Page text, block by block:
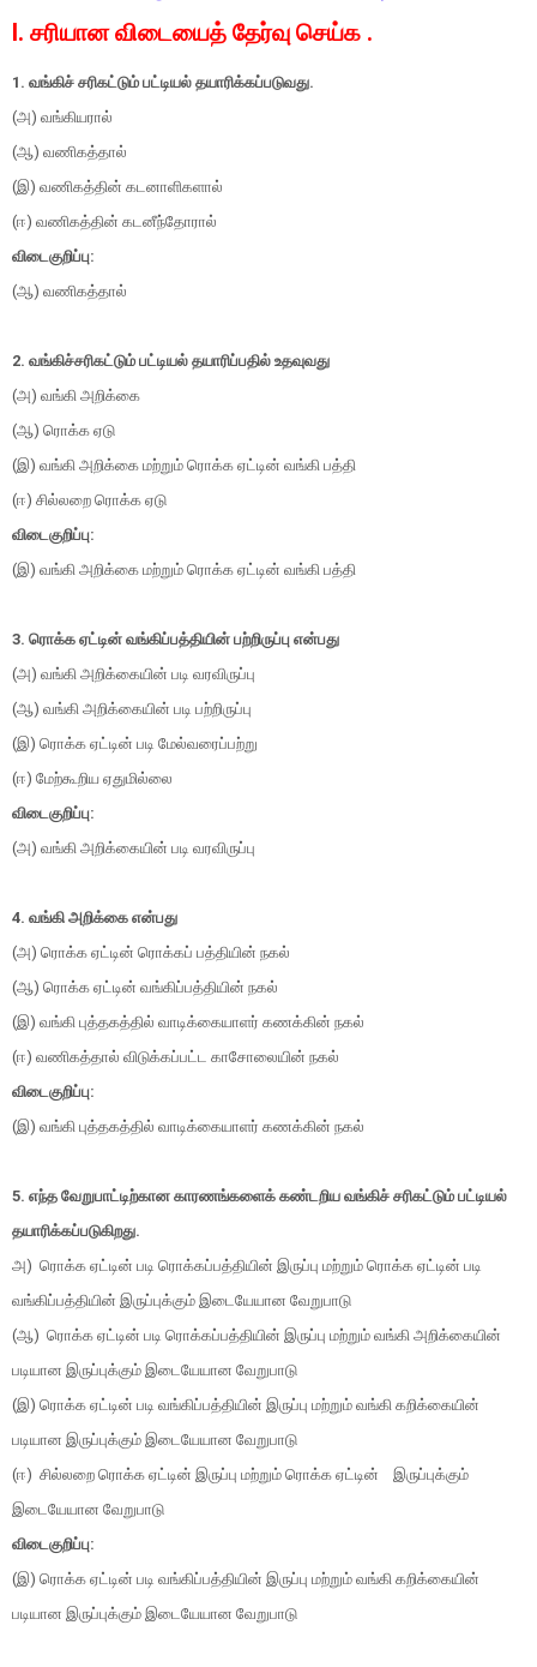
I. சரியான விடையைத் தேர்வு செய்க .
1. வங்கிச் சரிகட்டும் பட்டியல் தயாரிக்கப்படுவது.
(அ) வங்கியரால்
(ஆ) வணிகத்தால்
(இ) வணிகத்தின் கடனாளிகளால்
(ஈ) வணிகத்தின் கடனீந்தோரால்
விடைகுறிப்பு:
(ஆ) வணிகத்தால்
2. வங்கிச்சரிகட்டும் பட்டியல் தயாரிப்பதில் உதவுவது
(அ) வங்கி அறிக்கை
(ஆ) ரொக்க ஏடு
(இ) வங்கி அறிக்கை மற்றும் ரொக்க ஏட்டின் வங்கி பத்தி
(ஈ) சில்லறை ரொக்க ஏடு
விடைகுறிப்பு:
(இ) வங்கி அறிக்கை மற்றும் ரொக்க ஏட்டின் வங்கி பத்தி
3. ரொக்க ஏட்டின் வங்கிப்பத்தியின் பற்றிருப்பு என்பது
(அ) வங்கி அறிக்கையின் படி வரவிருப்பு
(ஆ) வங்கி அறிக்கையின் படி பற்றிருப்பு
(இ) ரொக்க ஏட்டின் படி மேல்வரைப்பற்று
(ஈ) மேற்கூறிய ஏதுமில்லை
விடைகுறிப்பு:
(அ) வங்கி அறிக்கையின் படி வரவிருப்பு
4. வங்கி அறிக்கை என்பது
(அ) ரொக்க ஏட்டின் ரொக்கப் பத்தியின் நகல்
(ஆ) ரொக்க ஏட்டின் வங்கிப்பத்தியின் நகல்
(இ) வங்கி புத்தகத்தில் வாடிக்கையாளர் கணக்கின் நகல்
(ஈ) வணிகத்தால் விடுக்கப்பட்ட காசோலையின் நகல்
விடைகுறிப்பு:
(இ) வங்கி புத்தகத்தில் வாடிக்கையாளர் கணக்கின் நகல்
5. எந்த வேறுபாட்டிற்கான காரணங்களைக் கண்டறிய வங்கிச் சரிகட்டும் பட்டியல்
தயாரிக்கப்படுகிறது.
அ) ரொக்க ஏட்டின் படி ரொக்கப்பத்தியின் இருப்பு மற்றும் ரொக்க ஏட்டின் படி
வங்கிப்பத்தியின் இருப்புக்கும் இடையேயான வேறுபாடு
(ஆ) ரொக்க ஏட்டின் படி ரொக்கப்பத்தியின் இருப்பு மற்றும் வங்கி அறிக்கையின்
படியான இருப்புக்கும் இடையேயான வேறுபாடு
(இ) ரொக்க ஏட்டின் படி வங்கிப்பத்தியின் இருப்பு மற்றும் வங்கி கறிக்கையின்
படியான இருப்புக்கும் இடையேயான வேறுபாடு
(ஈ) சில்லறை ரொக்க ஏட்டின் இருப்பு மற்றும் ரொக்க ஏட்டின் இருப்புக்கும்
இடையேயான வேறுபாடு
விடைகுறிப்பு:
(இ) ரொக்க ஏட்டின் படி வங்கிப்பத்தியின் இருப்பு மற்றும் வங்கி கறிக்கையின்
படியான இருப்புக்கும் இடையேயான வேறுபாடு